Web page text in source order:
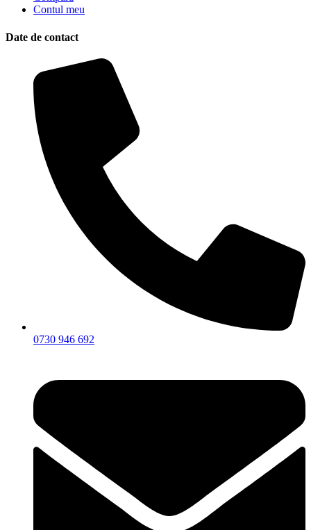
Contul meu
Date de contact
0730 946 692